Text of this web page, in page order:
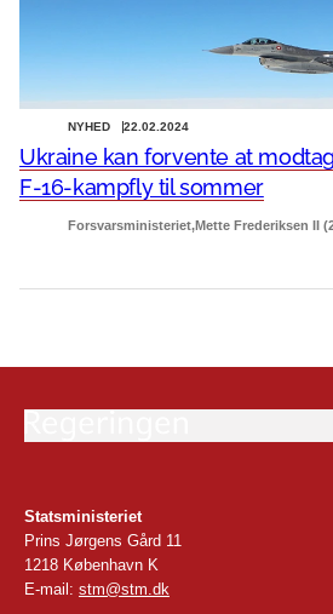
22.02.2024
NYHED
Ukraine kan forvente at
F-16-kampfly til sommer
Forsvarsministeriet Mette Frederiksen II
Statsministeriet
Prins Jørgens Gård 11
1218 København K
E-mail: stm@stm.dk